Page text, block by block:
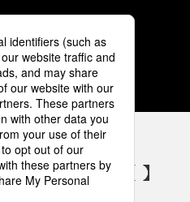
4 5
備 SNSアカウント